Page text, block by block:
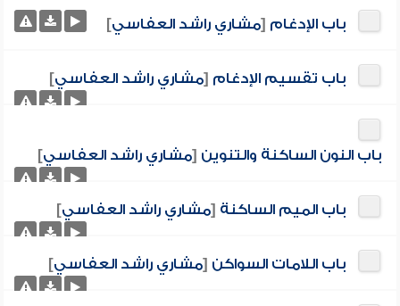
باب الإدغام [مشاري راشد العفاسي]
باب تقسيم الإدغام [مشاري راشد العفاسي]
باب النون الساكنة والتنوين [مشاري راشد العفاسي]
باب الميم الساكنة [مشاري راشد العفاسي]
باب اللامات السواكن [مشاري راشد العفاسي]